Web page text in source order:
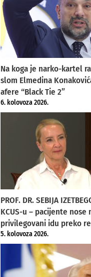
Na koga je narko-kartel
slom Elmedina
afere “Black Tie 2”
6. kolovoza 2026.
PROF. DR. SEBIJA
KCUS-u – pacijente nose
privilegovani idu preko
5. kolovoza 2026.